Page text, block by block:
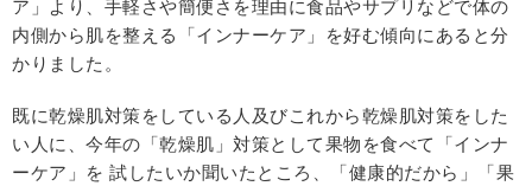
ア」より、手軽さや簡便さを理由に食品やサプリなどで体の
内側から肌を整える「インナーケア」を好む傾向にあると分
かりました。
既に乾燥肌対策をしている人及びこれから乾燥肌対策をした
い人に、今年の「乾燥肌」対策として果物を食べて「インナ
ーケア」を 試したいか聞いたところ、「健康的だから」「果